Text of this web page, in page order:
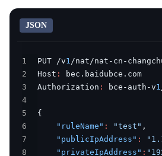
JSON
1 PUT /v1 /nat/nat-cn-
2
Host :
3
Authorization : bce-auth-v1
4
5
{
6
"ruleName" : "test" ,
7
"publicIpAddress" :
8
"privateIpAddress" :